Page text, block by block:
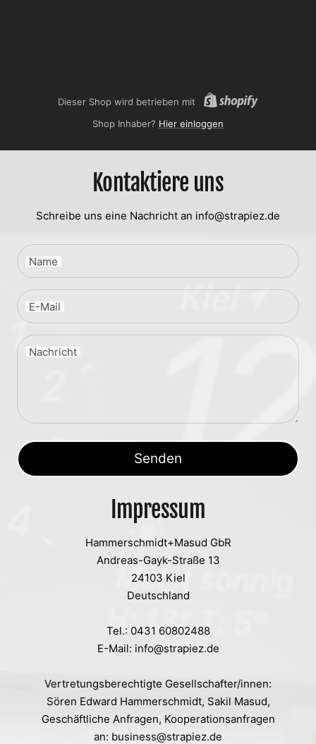
Dieser Shop wird betrieben mit
Shop Inhaber? Hier einloggen
Kontaktiere uns
Schreibe uns eine Nachricht an info@strapiez.de
Name
E-Mail
Nachricht
Senden
Impressum
Hammerschmidt+Masud GbR
Andreas-Gayk-Straße 13
24103 Kiel
Deutschland
Tel.: 0431 60802488
E-Mail: info@strapiez.de
Vertretungsberechtigte Gesellschafter/innen:
Sören Edward Hammerschmidt, Sakil Masud,
Geschäftliche Anfragen, Kooperationsanfragen
an: business@strapiez.de